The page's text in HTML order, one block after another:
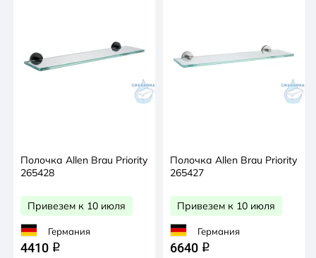
Полочка Allen Brau Priority
265428
Привезем к 10 июля
Германия
4410 q
Полочка Allen Brau Priority
265427
Привезем к 10 июля
Германия
6640 q